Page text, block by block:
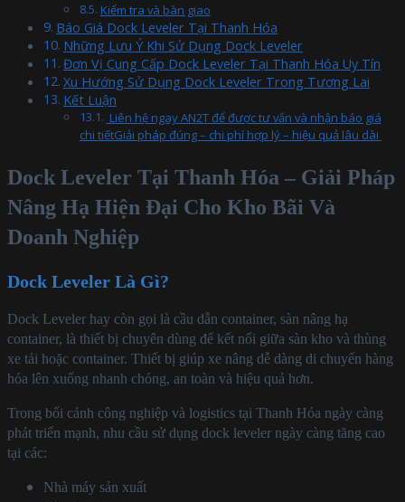
Kiểm tra và bàn giao
Báo Giá Dock Leveler Tại Thanh Hóa
Những Lưu Ý Khi Sử Dụng Dock Leveler
Đơn Vị Cung Cấp Dock Leveler Tại Thanh Hóa Uy Tín
Xu Hướng Sử Dụng Dock Leveler Trong Tương Lai
Kết Luận
Liên hệ ngay AN2T để được tư vấn và nhận báo giá
chi tiếtGiải pháp đúng – chi phí hợp lý – hiệu quả lâu dài
Dock Leveler Tại Thanh Hóa – Giải Pháp
Nâng Hạ Hiện Đại Cho Kho Bãi Và
Doanh Nghiệp
Dock Leveler Là Gì?
Dock Leveler hay còn gọi là cầu dẫn container, sàn nâng hạ
container, là thiết bị chuyên dùng để kết nối giữa sàn kho và thùng
xe tải hoặc container. Thiết bị giúp xe nâng dễ dàng di chuyển hàng
hóa lên xuống nhanh chóng, an toàn và hiệu quả hơn.
Trong bối cảnh công nghiệp và logistics tại Thanh Hóa ngày càng
phát triển mạnh, nhu cầu sử dụng dock leveler ngày càng tăng cao
tại các:
Nhà máy sản xuất